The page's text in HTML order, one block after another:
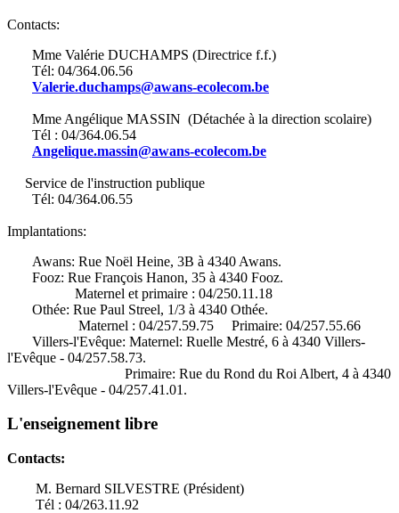
Contacts:
Mme Valérie DUCHAMPS (Directrice f.f.)
Tél: 04/364.06.56
Valerie.duchamps@awans-ecolecom.be
Mme Angélique MASSIN (Détachée à la direction scolaire)
Tél : 04/364.06.54
Angelique.massin@awans-ecolecom.be
Service de l'instruction publique
Tél: 04/364.06.55
Implantations:
Awans: Rue Noël Heine, 3B à 4340 Awans.
Fooz: Rue François Hanon, 35 à 4340 Fooz.
Maternel et primaire : 04/250.11.18
Othée: Rue Paul Streel, 1/3 à 4340 Othée.
Maternel : 04/257.59.75 Primaire: 04/257.55.66
Villers-l'Evêque: Maternel: Ruelle Mestré, 6 à 4340 Villers-
l'Evêque - 04/257.58.73.
Primaire: Rue du Rond du Roi Albert, 4 à 4340
Villers-l'Evêque - 04/257.41.01.
L'enseignement libre
Contacts:
M. Bernard SILVESTRE (Président)
Tél : 04/263.11.92